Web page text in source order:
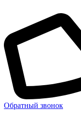
Обратный звонок